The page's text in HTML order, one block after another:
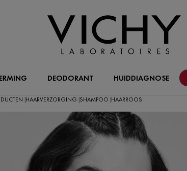
DEODORANT HUIDDIAGNOSE
HAARVERZORGING SHAMPOO HAARROOS